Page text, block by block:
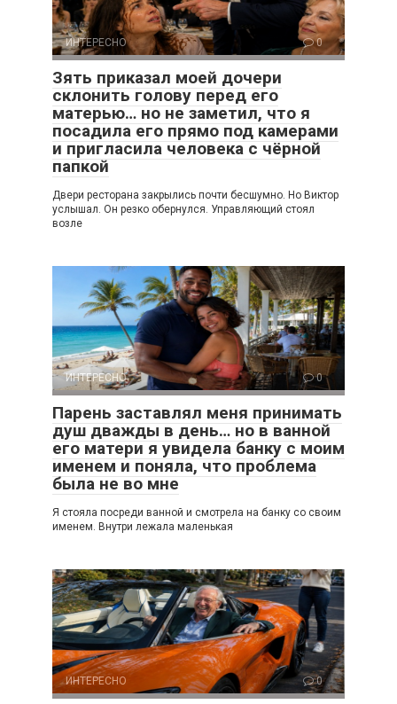
ИНТЕРЕСНО 0
Зять приказал моей дочери
склонить голову перед его
матерью… но не заметил, что я
посадила его прямо под камерами
и пригласила человека с чёрной
папкой
Двери ресторана закрылись почти бесшумно. Но Виктор
услышал. Он резко обернулся. Управляющий стоял
возле
ИНТЕРЕСНО 0
Парень заставлял меня принимать
душ дважды в день… но в ванной
его матери я увидела банку с моим
именем и поняла, что проблема
была не во мне
Я стояла посреди ванной и смотрела на банку со своим
именем. Внутри лежала маленькая
ИНТЕРЕСНО 0